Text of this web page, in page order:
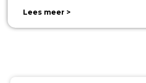
Lees meer >